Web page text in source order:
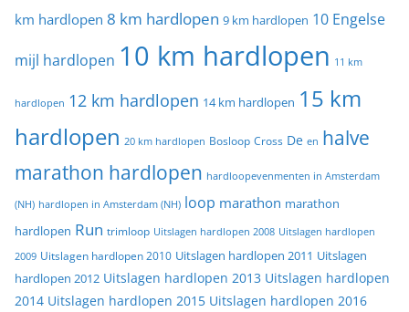
km hardlopen 8 km hardlopen 9 km hardlopen 10 Engelse
mijl hardlopen 10 km hardlopen 11 km
hardlopen 12 km hardlopen 14 km hardlopen 15 km
hardlopen 20 km hardlopen Bosloop Cross De en halve
marathon hardlopen hardloopevenmenten in Amsterdam
(NH) hardlopen in Amsterdam (NH) loop marathon marathon
hardlopen Run trimloop Uitslagen hardlopen 2008 Uitslagen hardlopen
2009 Uitslagen hardlopen 2010 Uitslagen hardlopen 2011 Uitslagen
hardlopen 2012 Uitslagen hardlopen 2013 Uitslagen hardlopen
2014 Uitslagen hardlopen 2015 Uitslagen hardlopen 2016